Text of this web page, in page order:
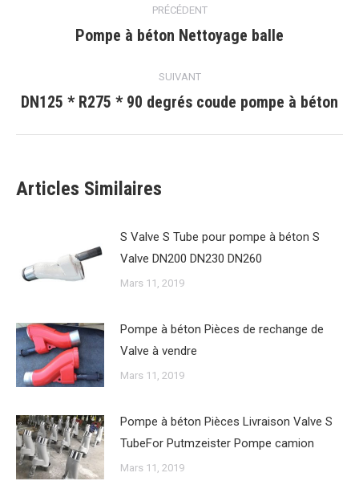
article
PRÉCÉDENT
Article
:
Pompe à béton Nettoyage balle
SUIVANT
Article
DN125 * R275 * 90 degrés coude pompe à béton
Articles Similaires
S Valve S Tube pour pompe à béton S
Valve DN200 DN230 DN260
Mars 11, 2019
Pompe à béton Pièces de rechange de
Valve à vendre
Mars 11, 2019
Pompe à béton Pièces Livraison Valve S
TubeFor Putmzeister Pompe camion
Mars 11, 2019